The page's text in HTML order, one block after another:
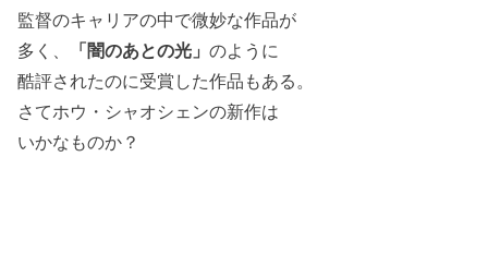
監督のキャリアの中で微妙な作品が
多く、
「闇のあとの光」のように
酷評されたのに受賞した作品もある。
さてホウ・シャオシェンの新作は
いかなものか？